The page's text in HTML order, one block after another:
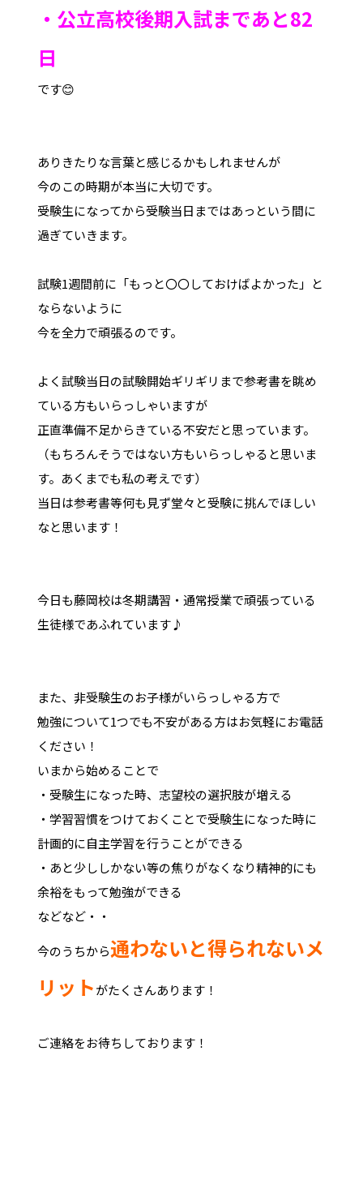
・公立高校後期入試まであと82
日
です😊
ありきたりな言葉と感じるかもしれませんが
今のこの時期が本当に大切です。
受験生になってから受験当日まではあっという間に
過ぎていきます。
試験1週間前に「もっと〇〇しておけばよかった」と
ならないように
今を全力で頑張るのです。
よく試験当日の試験開始ギリギリまで参考書を眺め
ている方もいらっしゃいますが
正直準備不足からきている不安だと思っています。
（もちろんそうではない方もいらっしゃると思いま
す。あくまでも私の考えです）
当日は参考書等何も見ず堂々と受験に挑んでほしい
なと思います！
今日も藤岡校は冬期講習・通常授業で頑張っている
生徒様であふれています♪
また、非受験生のお子様がいらっしゃる方で
勉強について1つでも不安がある方はお気軽にお電話
ください！
いまから始めることで
・受験生になった時、志望校の選択肢が増える
・学習習慣をつけておくことで受験生になった時に
計画的に自主学習を行うことができる
・あと少ししかない等の焦りがなくなり精神的にも
余裕をもって勉強ができる
などなど・・
今のうちから通わないと得られないメ
リットがたくさんあります！
ご連絡をお待ちしております！